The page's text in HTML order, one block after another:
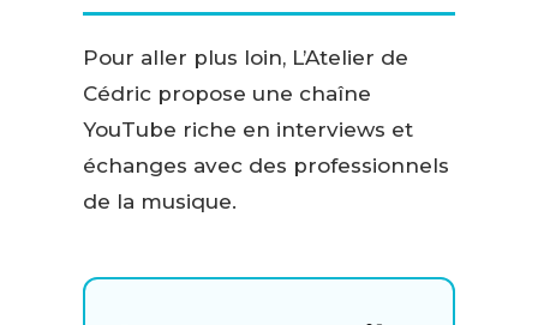
Pour aller plus loin, L’Atelier de
Cédric propose une chaîne
YouTube riche en interviews et
échanges avec des professionnels
de la musique.